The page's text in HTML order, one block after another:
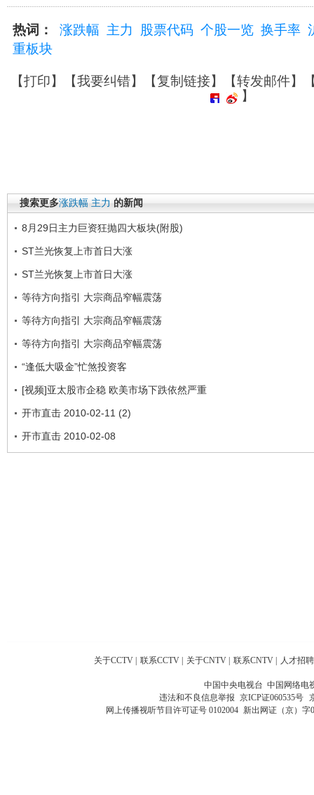
热词： 涨跌幅 主力 股票代码 个股一览 换手率
重板块
【打印】【我要纠错】【复制链接】【转发邮件】
】
搜索更多涨跌幅 主力 的新闻
8月29日主力巨资狂抛四大板块(附股)
ST兰光恢复上市首日大涨
ST兰光恢复上市首日大涨
等待方向指引 大宗商品窄幅震荡
等待方向指引 大宗商品窄幅震荡
等待方向指引 大宗商品窄幅震荡
“逢低大吸金”忙煞投资客
[视频]亚太股市企稳 欧美市场下跌依然严重
开市直击 2010-02-11 (2)
开市直击 2010-02-08
关于CCTV 联系CCTV 关于CNTV 联系CNTV 人才招聘
中国中央电视台 中国网络电
违法和不良信息举报 京ICP证060535号
网上传播视听节目许可证号 0102004 新出网证（京）